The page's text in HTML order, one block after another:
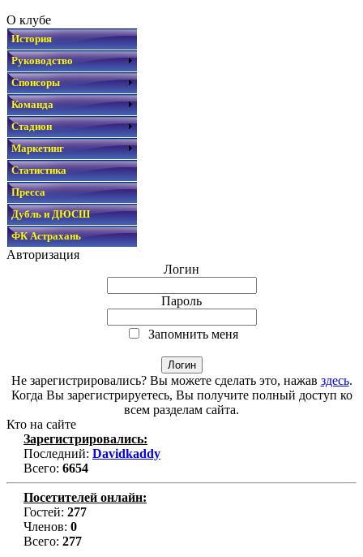
О клубе
История
Руководство
Спонсоры
Команда
Стадион
Маркетинг
Статистика
Пресса
Дубль и ДЮСШ
ФК Астрахань
Авторизация
Логин
Пароль
Запомнить меня
Не зарегистрировались? Вы можете сделать это, нажав здесь.
Когда Вы зарегистрируетесь, Вы получите полный доступ ко
всем разделам сайта.
Кто на сайте
Зарегистрировались:
Последний: Davidkaddy
Всего: 6654
Посетителей онлайн:
Гостей: 277
Членов: 0
Всего: 277